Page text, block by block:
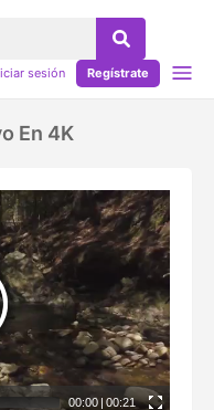
sesión Regístrate
En 4K
00:00 | 00:21